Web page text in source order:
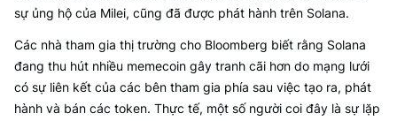
sự ủng hộ của Milei, cũng đã được phát hành trên Solana.
Các nhà tham gia thị trường cho Bloomberg biết rằng Solana
đang thu hút nhiều memecoin gây tranh cãi hơn do mạng lưới
có sự liên kết của các bên tham gia phía sau việc tạo ra, phát
hành và bán các token. Thực tế, một số người coi đây là sự lặp